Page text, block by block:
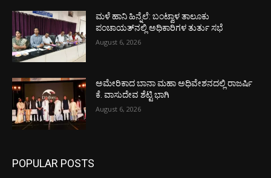
ಮಳೆ ಹಾನಿ ಹಿನ್ನೆಲೆ: ಬಂಟ್ವಾಳ ತಾಲೂಕು
ಪಂಚಾಯತ್‌ನಲ್ಲಿ ಅಧಿಕಾರಿಗಳ ತುರ್ತು ಸಭೆ
August 6, 2026
ಅಮೇರಿಕಾದ ಬಾನಾ ಮಹಾ ಅಧಿವೇಶನದಲ್ಲಿ ರಾಜರ್ಷಿ
ಕೆ. ವಾಸುದೇವ ಶೆಟ್ಟಿ ಭಾಗಿ
August 6, 2026
POPULAR POSTS